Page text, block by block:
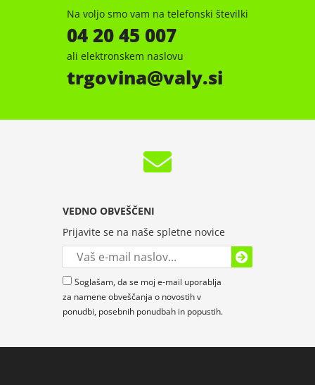
Na voljo smo vam na telefonski številki
04 20 45 007
ali elektronskem naslovu
trgovina valy.si
VEDNO OBVEŠČENI
Prijavite se na naše spletne novice
Soglašam, da se moj e-mail uporablja
za namene obveščanja o novostih v
ponudbi, posebnih ponudbah in popustih.